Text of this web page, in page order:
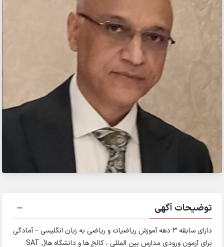
توضیحات آگهی
دارای سابقه 3 دهه آموزش ریاضیات و ریاضی به زبان انگلیسی – آمادگی
برای آزمون ورودی مدارس بین المللی ، کالج ها و دانشگاه ها(SAT ,